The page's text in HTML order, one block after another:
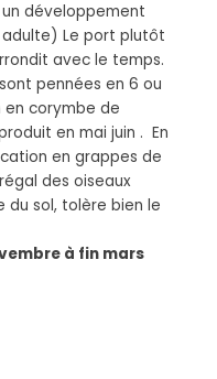
un développement
Le port plutôt
avec le temps.
pennées en 6 ou
corymbe de
en mai juin . En
en grappes de
des oiseaux
du sol, tolère bien le
à fin mars